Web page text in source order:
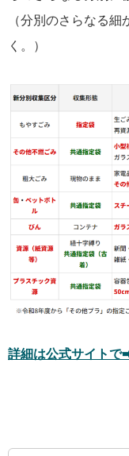
（分別のさらなる
く。）
詳細は公式サイトで